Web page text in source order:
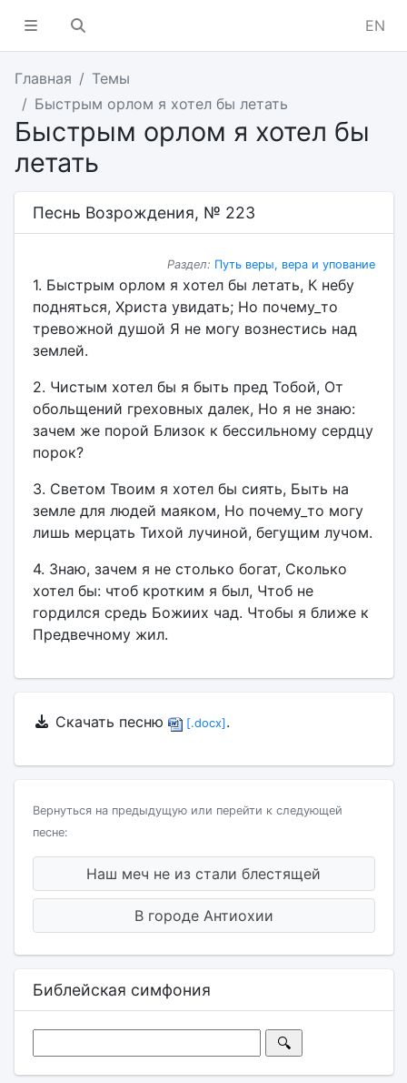
EN
Главная
Темы
Быстрым орлом я хотел бы летать
Быстрым орлом я хотел бы
летать
Песнь Возрождения, № 223
Раздел: Путь веры, вера и упование
1. Быстрым орлом я хотел бы летать, К небу
подняться, Христа увидать; Но почему_то
тревожной душой Я не могу вознестись над
землей.
2. Чистым хотел бы я быть пред Тобой, От
обольщений греховных далек, Но я не знаю:
зачем же порой Близок к бессильному сердцу
порок?
3. Светом Твоим я хотел бы сиять, Быть на
земле для людей маяком, Но почему_то могу
лишь мерцать Тихой лучиной, бегущим лучом.
4. Знаю, зачем я не столько богат, Сколько
хотел бы: чтоб кротким я был, Чтоб не
гордился средь Божиих чад. Чтобы я ближе к
Предвечному жил.
Скачать песню [.docx] .
Вернуться на предыдущую или перейти к следующей
песне:
Наш меч не из стали блестящей
В городе Антиохии
Библейская симфония